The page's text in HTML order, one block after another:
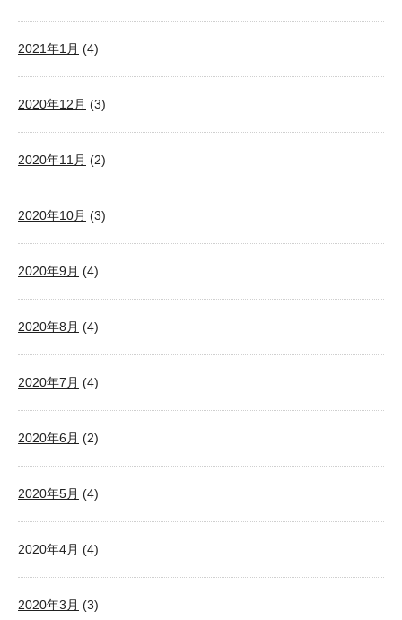
2021年1月 (4)
2020年12月 (3)
2020年11月 (2)
2020年10月 (3)
2020年9月 (4)
2020年8月 (4)
2020年7月 (4)
2020年6月 (2)
2020年5月 (4)
2020年4月 (4)
2020年3月 (3)